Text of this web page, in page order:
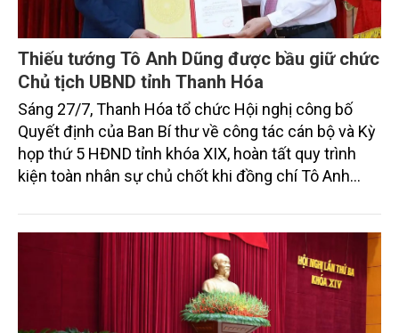
Thiếu tướng Tô Anh Dũng được bầu giữ chức
Chủ tịch UBND tỉnh Thanh Hóa
Sáng 27/7, Thanh Hóa tổ chức Hội nghị công bố
Quyết định của Ban Bí thư về công tác cán bộ và Kỳ
họp thứ 5 HĐND tỉnh khóa XIX, hoàn tất quy trình
kiện toàn nhân sự chủ chốt khi đồng chí Tô Anh
được bầu làm Chủ tịch UBND tỉnh.